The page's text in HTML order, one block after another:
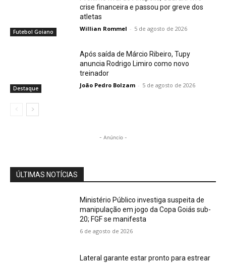
Futebol Goiano
crise financeira e passou por greve dos
atletas
Willian Rommel - 5 de agosto de 2026
Destaque
Após saída de Márcio Ribeiro, Tupy
anuncia Rodrigo Limiro como novo
treinador
João Pedro Bolzam - 5 de agosto de 2026
- Anúncio -
ÚLTIMAS NOTÍCIAS
Ministério Público investiga suspeita de
manipulação em jogo da Copa Goiás sub-
20; FGF se manifesta
6 de agosto de 2026
Lateral garante estar pronto para estrear